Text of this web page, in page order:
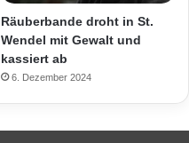
Räuberbande droht in St.
Wendel mit Gewalt und
kassiert ab
6. Dezember 2024